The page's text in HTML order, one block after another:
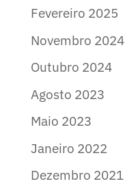
Fevereiro 2025
Novembro 2024
Outubro 2024
Agosto 2023
Maio 2023
Janeiro 2022
Dezembro 2021